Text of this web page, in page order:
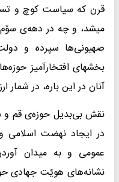
قرن که سیاست کوچ و
میشد، و چه در دهه‌ی
صهیونی‌ها سپرده و
بخشهای افتخارآمیز
آنان در این باره، در
نقش بی‌بدیل حوزه‌ی قم و
در ایجاد نهضت اسلامی
عمومی و به میدان
نشانه‌های هویّت جهادی